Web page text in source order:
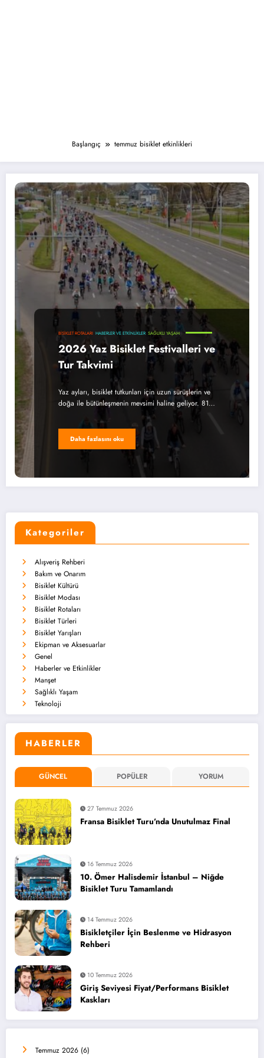
Başlangıç temmuz bisiklet etkinlikleri
BISIKLET ROTALARI HABERLER VE ETKINLIKLER SAĞLIKLI YAŞAM
2026 Yaz Bisiklet Festivalleri ve
Tur Takvimi
Yaz ayları, bisiklet tutkunları için uzun sürüşlerin ve
doğa ile bütünleşmenin mevsimi haline geliyor. 81…
Daha fazlasını oku
Kategoriler
Alışveriş Rehberi
Bakım ve Onarım
Bisiklet Kültürü
Bisiklet Modası
Bisiklet Rotaları
Bisiklet Türleri
Bisiklet Yarışları
Ekipman ve Aksesuarlar
Genel
Haberler ve Etkinlikler
Manşet
Sağlıklı Yaşam
Teknoloji
HABERLER
GÜNCEL POPÜLER YORUM
27 Temmuz 2026
Fransa Bisiklet Turu’nda Unutulmaz Final
16 Temmuz 2026
10. Ömer Halisdemir İstanbul – Niğde
Bisiklet Turu Tamamlandı
14 Temmuz 2026
Bisikletçiler İçin Beslenme ve Hidrasyon
Rehberi
10 Temmuz 2026
Giriş Seviyesi Fiyat/Performans Bisiklet
Kaskları
Temmuz 2026 (6)